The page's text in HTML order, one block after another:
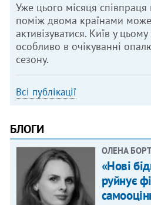
Уже цього місяця співпраця
поміж двома країнами
активізуватися. Київ у
особливо в очікуванні
сезону.
Всі публікації
БЛОГИ
ОЛЕНА
«Нові
руйнує